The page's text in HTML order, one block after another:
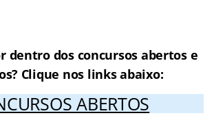
dentro dos concursos abertos e
Clique nos links abaixo:
ABERTOS